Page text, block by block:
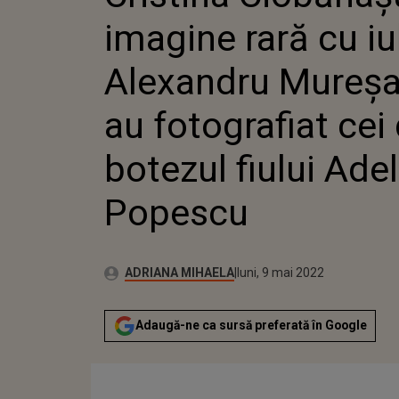
AU
imagine rară cu
Alexandru
au fotografiat cei
botezul fiului
Popescu
Autor:ADRIANA MIHAELAPublicat:
luni, 9 mai 2022
Actualizat:
luni, 9 mai 2022
Adaugă-ne ca sursă preferată în Google